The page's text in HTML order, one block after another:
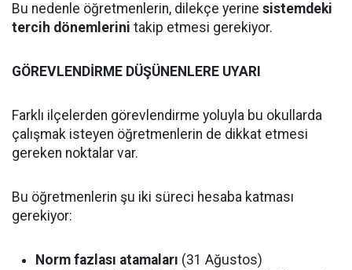
Bu nedenle öğretmenlerin, dilekçe yerine sistemdeki
tercih dönemlerini takip etmesi gerekiyor.
GÖREVLENDİRME DÜŞÜNENLERE UYARI
Farklı ilçelerden görevlendirme yoluyla bu okullarda
çalışmak isteyen öğretmenlerin de dikkat etmesi
gereken noktalar var.
Bu öğretmenlerin şu iki süreci hesaba katması
gerekiyor:
Norm fazlası atamaları (31 Ağustos)